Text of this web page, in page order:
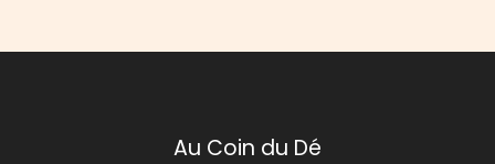
Au Coin du Dé